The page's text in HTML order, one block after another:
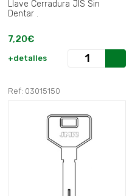
Llave Cerradura JIS Sin
Dentar .
7,20€
+detalles
Ref: 03015150